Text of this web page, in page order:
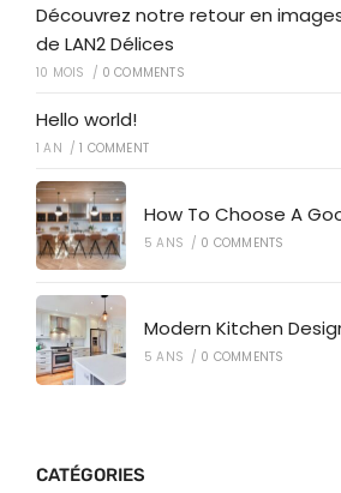
Découvrez notre retour en
de LAN2 Délices
10 MOIS / 0 COMMENTS
Hello world!
1 AN / 1 COMMENT
How To Choose A
5 ANS / 0 COMMENTS
Modern Kitchen
5 ANS / 0 COMMENTS
CATÉGORIES